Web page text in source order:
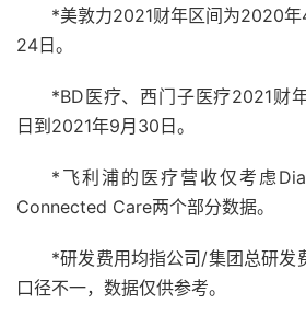
*美敦力2021财年区间为2020
24日。
*BD医疗、西门子医疗2021财
日到2021年9月30日。
*飞利浦的医疗营收仅考虑
Connected Care两个部分数据。
*研发费用均指公司/集团总研发
口径不一，数据仅供参考。